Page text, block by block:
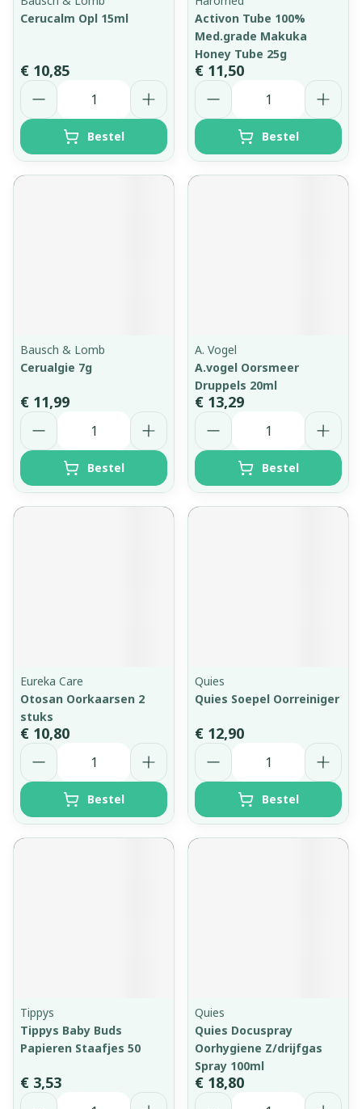
Cerucalm Opl 15ml
€ 10,85
Aantal
Bestel
Activon Tube 100%
Med.grade Makuka
Honey Tube 25g
€ 11,50
Aantal
Bestel
Bausch & Lomb
Cerualgie 7g
€ 11,99
Aantal
Bestel
A. Vogel
A.vogel Oorsmeer
Druppels 20ml
€ 13,29
Aantal
Bestel
Eureka Care
Otosan Oorkaarsen 2
stuks
€ 10,80
Aantal
Bestel
Quies
Quies Soepel Oorreiniger
€ 12,90
Aantal
Bestel
Tippys
Tippys Baby Buds
Papieren Staafjes 50
€ 3,53
Aantal
Quies
Quies Docuspray
Oorhygiene Z/drijfgas
Spray 100ml
€ 18,80
Aantal